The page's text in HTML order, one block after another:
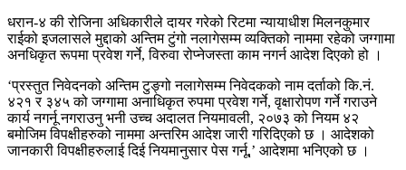
धरान-४ की रोजिना अधिकारीले दायर गरेको रिटमा न्यायाधीश मिलनकुमार
राईको इजलासले मुद्दाको अन्तिम टुंगो नलागेसम्म व्यक्तिको नाममा रहेको जग्गामा
अनधिकृत रूपमा प्रवेश गर्ने, विरुवा रोप्नेजस्ता काम नगर्न आदेश दिएको हो ।
‘प्रस्तुत निवेदनको अन्तिम टुङ्गो नलागेसम्म निवेदकको नाम दर्ताको कि.नं.
४२१ र ३४५ को जग्गामा अनाधिकृत रुपमा प्रवेश गर्ने, वृक्षारोपण गर्ने गराउने
कार्य नगर्नू नगराउनु भनी उच्च अदालत नियमावली, २०७३ को नियम ४२
बमोजिम विपक्षीहरुको नाममा अन्तरिम आदेश जारी गरिदिएको छ । आदेशको
जानकारी विपक्षीहरुलाई दिई नियमानुसार पेस गर्नू,’ आदेशमा भनिएको छ ।